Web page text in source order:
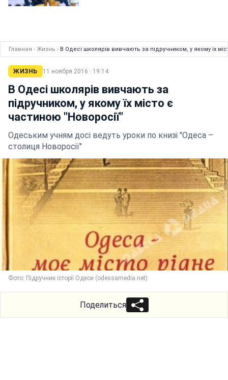
Главная › Жизнь › В Одесі школярів вивчають за підручником, у якому їх
ЖИЗНЬ 11 ноября 2016 · 19:14
В Одесі школярів вивчають за
підручником, у якому їх місто є
частиною "Новоросії"
Одеським учням досі ведуть уроки по книзі "Одеса –
столиця Новоросії"
Фото: Підручник історії Одеси (odessamedia.net)
Поделиться